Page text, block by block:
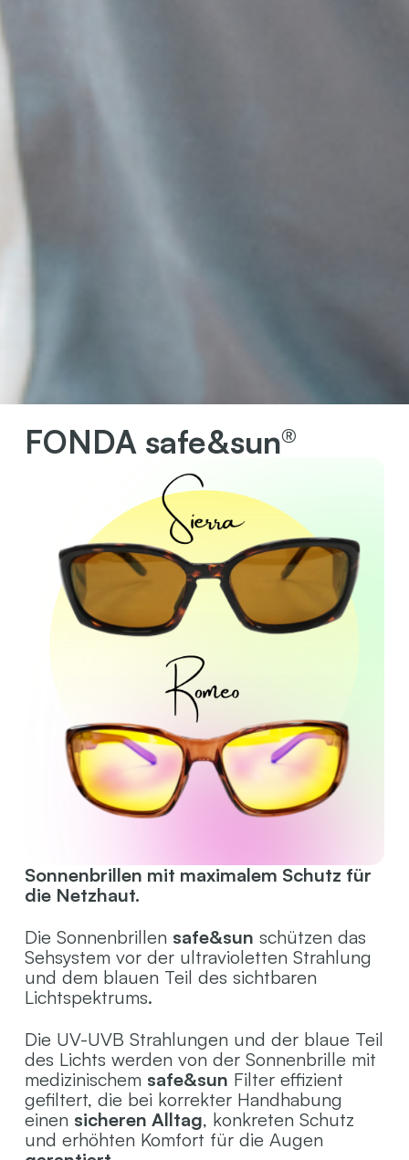
FONDA safe&sun®
Sonnenbrillen mit maximalem Schutz für
die Netzhaut.
Die Sonnenbrillen safe&sun schützen das
Sehsystem vor der ultravioletten Strahlung
und dem blauen Teil des sichtbaren
Lichtspektrums.
Die UV-UVB Strahlungen und der blaue Teil
des Lichts werden von der Sonnenbrille mit
medizinischem safe&sun Filter effizient
gefiltert, die bei korrekter Handhabung
einen sicheren Alltag, konkreten Schutz
und erhöhten Komfort für die Augen